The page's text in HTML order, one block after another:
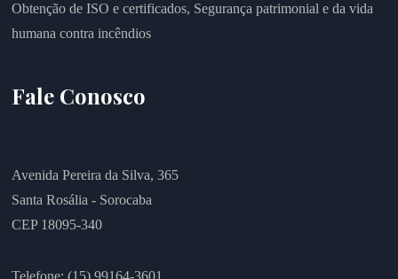
Obtenção de ISO e certificados, Segurança patrimonial e da vida
humana contra incêndios
Fale Conosco
Avenida Pereira da Silva, 365
Santa Rosália - Sorocaba
CEP 18095-340
Telefone: (15) 99164-3601